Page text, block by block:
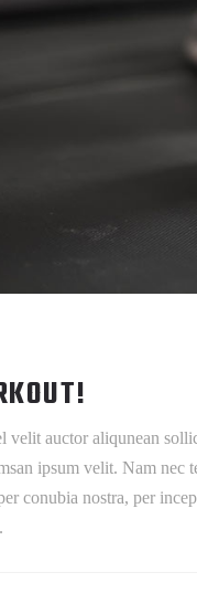
auctor aliqunean
ipsum velit. Nam nec
conubia nostra, per